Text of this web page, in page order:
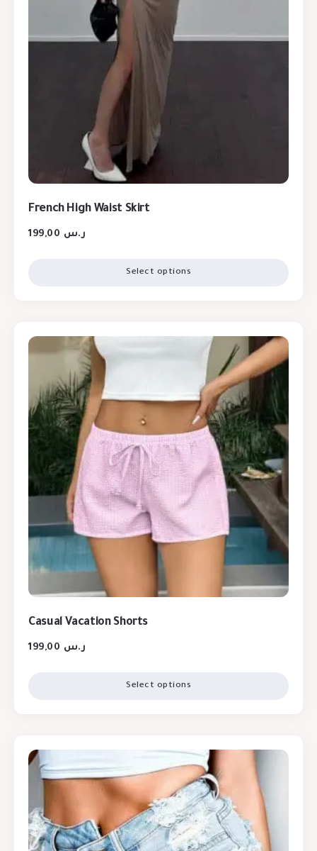
French High Waist Skirt
ر.س
Select options
Casual Vacation Shorts
ر.س
Select options